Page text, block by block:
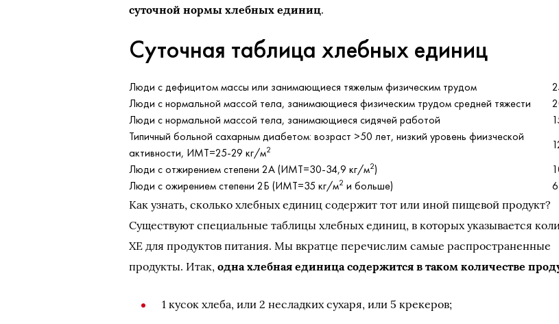
суточной нормы хлебных единиц.
Суточная таблица хлебных единиц
Люди с дефицитом массы или занимающиеся тяжелым физическим трудом
Люди с нормальной массой тела, занимающиеся физическим трудом средней тяжести
Люди с нормальной массой тела, занимающиеся сидячей работой
Типичный больной сахарным диабетом: возраст >50 лет, низкий уровень фиизческой
активности, ИМТ=25-29 кг/м2
Люди с отжирением степени 2А (ИМТ=30-34,9 кг/м2)
Люди с ожирением степени 2Б (ИМТ=35 кг/м2 и больше)
Как узнать, сколько хлебных единиц содержит тот или иной пищевой продукт?
Существуют специальные таблицы хлебных единиц, в которых указывается
ХЕ для продуктов питания. Мы вкратце перечислим самые распространенные
продукты. Итак,одна хлебная единица содержится в таком количестве
1 кусок хлеба, или 2 несладких сухаря, или 5 крекеров;